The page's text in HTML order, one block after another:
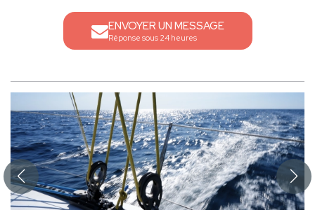
ENVOYER UN MESSAGE
Réponse sous 24 heures